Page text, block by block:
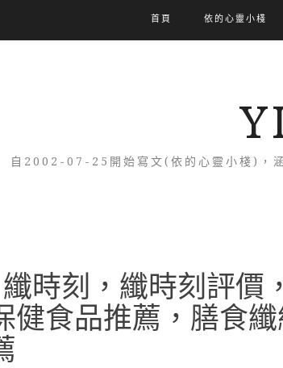
首頁 依的心靈小棧
自2002-07-25開始寫文(依的心靈小棧)，涵
纖時刻，纖時刻評價
健食品推薦，膳食